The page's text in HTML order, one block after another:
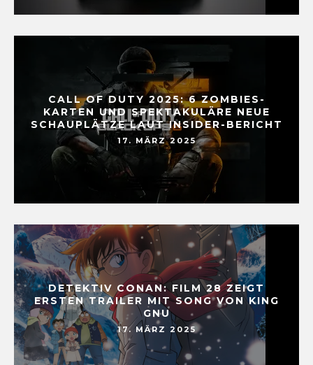
CALL OF DUTY 2025: 6 ZOMBIES-
KARTEN UND SPEKTAKULÄRE NEUE
SCHAUPLÄTZE LAUT INSIDER-BERICHT
17. MÄRZ 2025
DETEKTIV CONAN: FILM 28 ZEIGT
ERSTEN TRAILER MIT SONG VON KING
GNU
17. MÄRZ 2025